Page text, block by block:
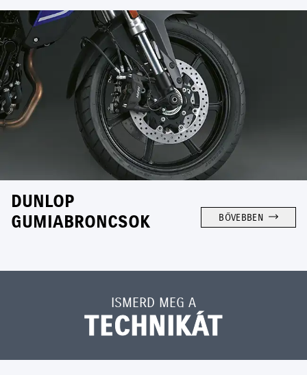
DUNLOP
GUMIABRONCSOK
BŐVEBBEN
ISMERD MEG A
TECHNIKÁT